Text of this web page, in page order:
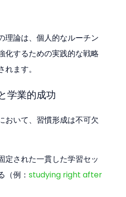
理論は、個人的なルーチン
化するための実践的な戦略
ます。
学業的成功
おいて、習慣形成は不可欠
定された一貫した学習セッ
（例：studying right after